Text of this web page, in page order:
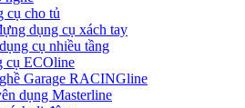
cụ cho tủ
dụng cụ xách tay
cụ nhiều tầng
cụ ECOline
Garage RACINGline
dụng Masterline